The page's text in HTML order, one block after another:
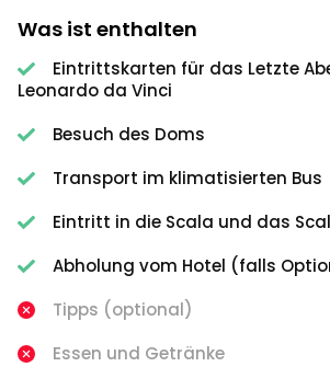
Was ist enthalten
Eintrittskarten für das Letzte
Leonardo da Vinci
Besuch des Doms
Transport im klimatisierten Bus
Eintritt in die Scala und das
Abholung vom Hotel (falls
Tipps (optional)
Essen und Getränke